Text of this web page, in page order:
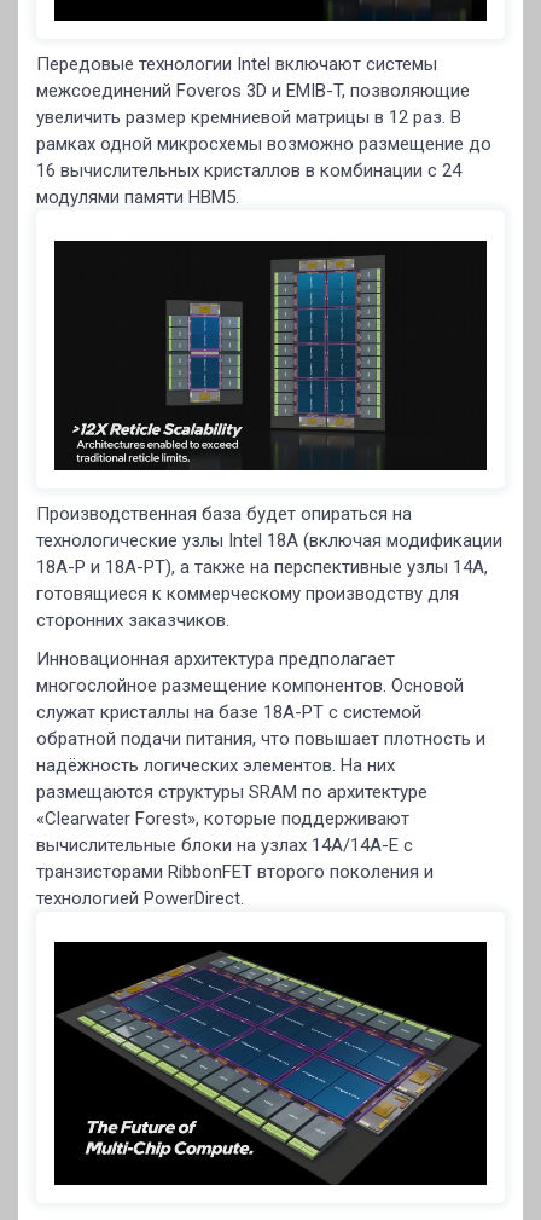
Передовые технологии Intel включают системы
межсоединений Foveros 3D и EMIB-T, позволяющие
увеличить размер кремниевой матрицы в 12 раз. В
рамках одной микросхемы возможно размещение до
16 вычислительных кристаллов в комбинации с 24
модулями памяти HBM5.
Производственная база будет опираться на
технологические узлы Intel 18A (включая модификации
18A-P и 18A-PT), а также на перспективные узлы 14A,
готовящиеся к коммерческому производству для
сторонних заказчиков.
Инновационная архитектура предполагает
многослойное размещение компонентов. Основой
служат кристаллы на базе 18A-PT с системой
обратной подачи питания, что повышает плотность и
надёжность логических элементов. На них
размещаются структуры SRAM по архитектуре
«Clearwater Forest», которые поддерживают
вычислительные блоки на узлах 14A/14A-E с
транзисторами RibbonFET второго поколения и
технологией PowerDirect.